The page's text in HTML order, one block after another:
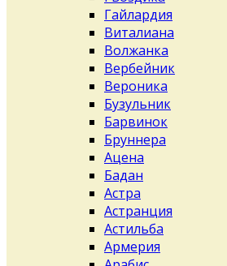
Гайлардия
Виталиана
Волжанка
Вербейник
Вероника
Бузульник
Барвинок
Бруннера
Ацена
Бадан
Астра
Астранция
Астильба
Армерия